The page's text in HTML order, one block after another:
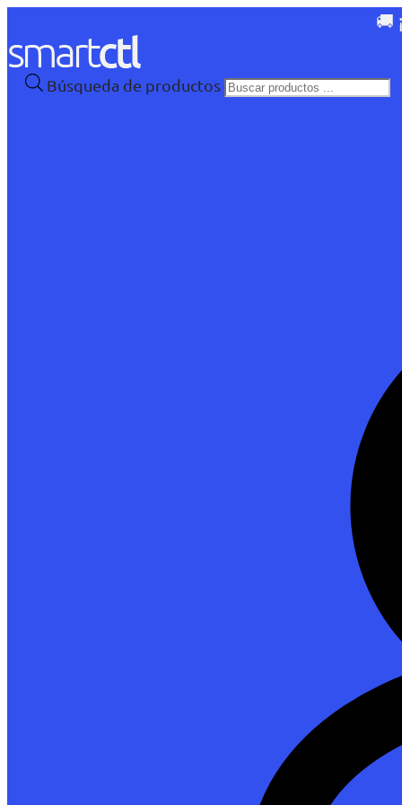
🚚
Búsqueda de productos